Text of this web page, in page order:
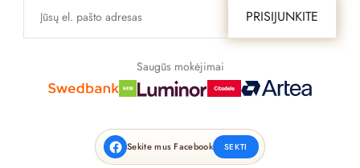
PRISIJUNKITE
Saugūs mokėjimai
Sekite mus Facebook SEKTI